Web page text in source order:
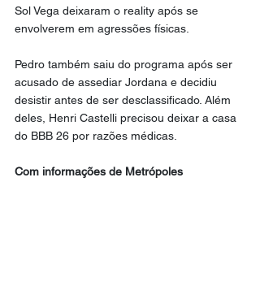
Sol Vega deixaram o reality após se
envolverem em agressões físicas.
Pedro também saiu do programa após ser
acusado de assediar Jordana e decidiu
desistir antes de ser desclassificado. Além
deles, Henri Castelli precisou deixar a casa
do BBB 26 por razões médicas.
Com informações de Metrópoles